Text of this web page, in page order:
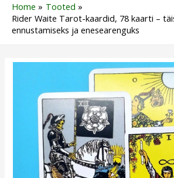
Home
Tooted
Rider Waite Tarot-kaardid, 78 kaarti –
ennustamiseks ja enesearenguks
Tarot-
kaardid,
täiskomplekt